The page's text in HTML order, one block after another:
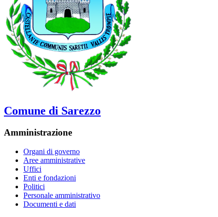
Comune di Sarezzo
Amministrazione
Organi di governo
Aree amministrative
Uffici
Enti e fondazioni
Politici
Personale amministrativo
Documenti e dati